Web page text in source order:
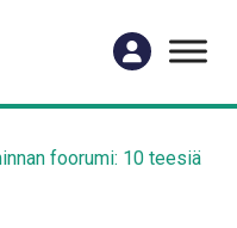
foorumi: 10 teesiä